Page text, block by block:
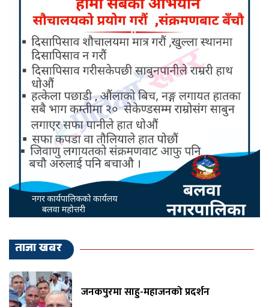
ताजा खबर
जनकपुरमा साहु-महाजनको प्रदर्शन